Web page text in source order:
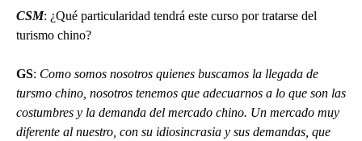
CSM: ¿Qué particularidad tendrá este curso por tratarse del
turismo chino?
GS: Como somos nosotros quienes buscamos la llegada de
tursmo chino, nosotros tenemos que adecuarnos a lo que son las
costumbres y la demanda del mercado chino. Un mercado muy
diferente al nuestro, con su idiosincrasia y sus demandas, que